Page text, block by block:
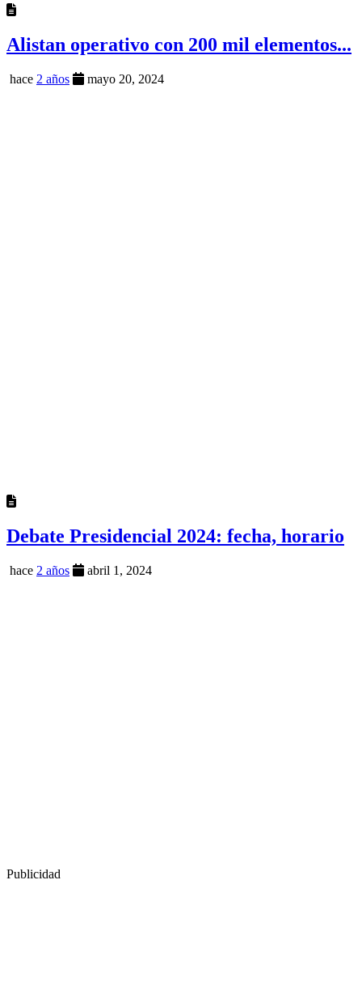
Alistan operativo con 200 mil elementos...
hace 2 años mayo 20, 2024
Debate Presidencial 2024: fecha, horario
hace 2 años abril 1, 2024
Publicidad